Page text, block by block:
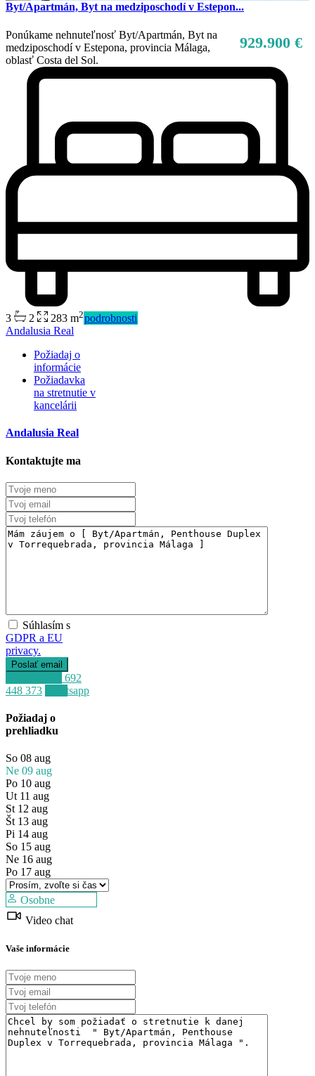
Predaj
Predaj
Mimo trhu
Byt/Apartmán, Byt na medziposchodí v Estepon...
929.900 €
Ponúkame nehnuteľnosť Byt/Apartmán, Byt na
medziposchodí v Estepona, provincia Málaga,
oblasť Costa del Sol.
3 2 283 m2podrobnosti
Andalusia Real
Požiadaj o
informácie
Požiadavka
na stretnutie v
kancelárii
Andalusia Real
Kontaktujte ma
Súhlasím s
GDPR a EU
privacy.
+34 692
448 373
Whatsapp
Požiadaj o
prehliadku
So 08 aug
Ne 09 aug
Po 10 aug
Ut 11 aug
St 12 aug
Št 13 aug
Pi 14 aug
So 15 aug
Ne 16 aug
Po 17 aug
Osobne
Video chat
Vaše informácie